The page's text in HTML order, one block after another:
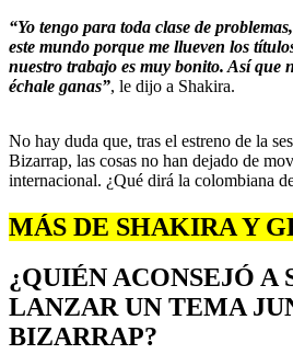
“Yo tengo para toda clase de
este mundo porque me llueven los
nuestro trabajo es muy bonito. Así que
échale ganas”, le dijo a Shakira.
No hay duda que, tras el estreno de la
Bizarrap, las cosas no han dejado de
internacional. ¿Qué dirá la colombiana
MÁS DE SHAKIRA Y
¿QUIÉN ACONSEJÓ A
LANZAR UN TEMA
BIZARRAP?